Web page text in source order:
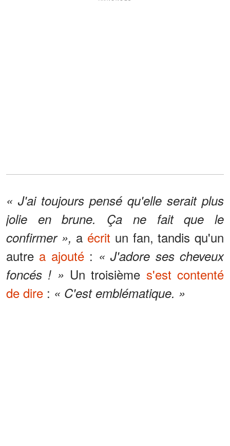
« J'ai toujours pensé qu'elle serait plus
jolie en brune. Ça ne fait que le
confirmer », a écrit un fan, tandis qu'un
autre a ajouté: « J'adore ses cheveux
foncés ! » Un troisième s'est contenté
de dire : « C'est emblématique. »